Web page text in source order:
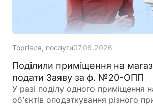
Торгівля, послуги07.08.2026
Поділили приміщення на
подати Заяву за ф. №20-ОПП
У разі поділу одного приміщення
об’єктів оподаткування різного